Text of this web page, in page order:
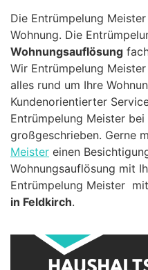
Die Entrümpelung
Wohnung. Die
Wohnungsauflösung
Wir Entrümpelung
alles rund um Ihre
Kundenorientierter
Entrümpelung Meister
großgeschrieben. Gerne
Meister einen
Wohnungsauflösung mit
Entrümpelung Meister
in Feldkirch.